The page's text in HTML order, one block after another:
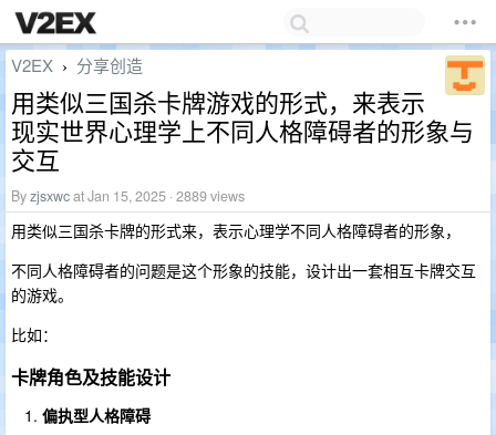
V2EX › 分享创造
用类似三国杀卡牌游戏的形式，来表示
现实世界心理学上不同人格障碍者的形象与
交互
Byzjsxwcat Jan 15, 2025 · 2889 views
用类似三国杀卡牌的形式来，表示心理学不同人格障碍者的形象，
不同人格障碍者的问题是这个形象的技能，设计出一套相互卡牌交互
的游戏。
比如：
卡牌角色及技能设计
偏执型人格障碍